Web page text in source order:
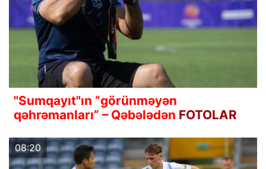
"Sumqayıt"ın “görünməyən
qəhrəmanları” – Qəbələdən FOTOLAR
08:20